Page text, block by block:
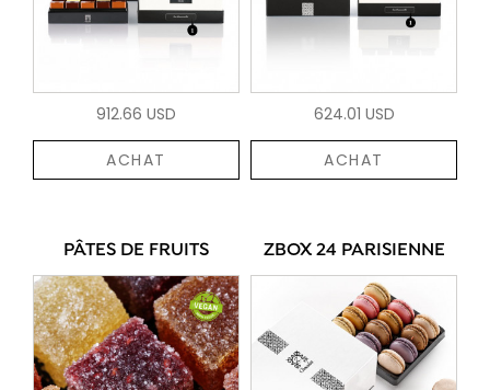
912.66 USD
ACHAT
624.01 USD
ACHAT
PÂTES DE FRUITS ZBOX 24 PARISIENNE